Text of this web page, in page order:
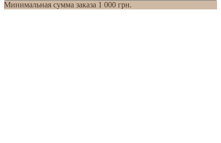
Минимальная сумма заказа 1 000 грн.